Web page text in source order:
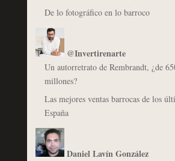
De lo fotográfico en lo barroco
@Invertirenarte
Un autorretrato de Rembrandt, ¿de
millones?
Las mejores ventas barrocas de los
España
Daniel Lavín González